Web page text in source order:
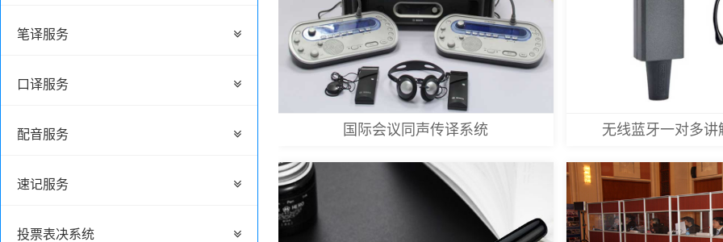
笔译服务
口译服务
配音服务
速记服务
投票表决系统
国际会议同声传译系统 无线蓝牙一对多